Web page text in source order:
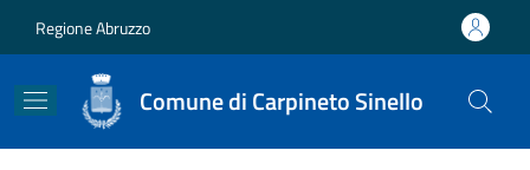
Regione Abruzzo
Comune di Carpineto Sinello